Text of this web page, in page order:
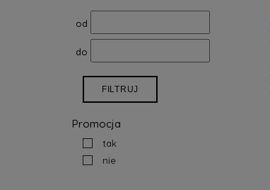
od
do
FILTRUJ
Promocja
tak
nie